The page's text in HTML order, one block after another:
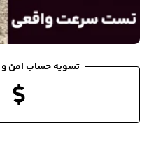
تسویه حساب امن و